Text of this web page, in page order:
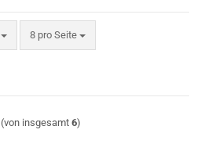
8 pro Seite
pro Seite
(von insgesamt 6)